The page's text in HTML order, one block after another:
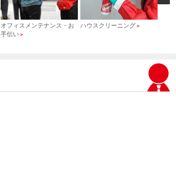
オフィスメンテナンス・お
手伝い ＞
ハウスクリーニング ＞